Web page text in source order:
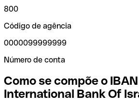
800
Código de agência
0000099999999
Número de conta
Como se compõe o
International Bank Of